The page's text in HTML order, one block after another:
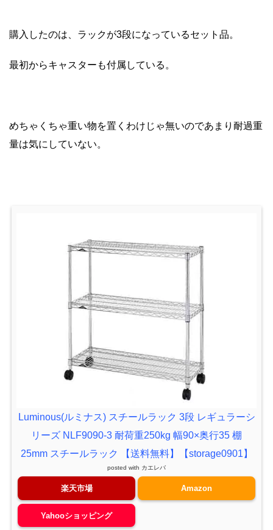
購入したのは、ラックが3段になっているセット品。
最初からキャスターも付属している。
めちゃくちゃ重い物を置くわけじゃ無いのであまり耐過重
量は気にしていない。
Luminous(ルミナス) スチールラック 3段 レギュラーシ
リーズ NLF9090-3 耐荷重250kg 幅90×奥行35 棚
25mm スチールラック 【送料無料】【storage0901】
posted with カエレバ
楽天市場 Amazon
Yahooショッピング